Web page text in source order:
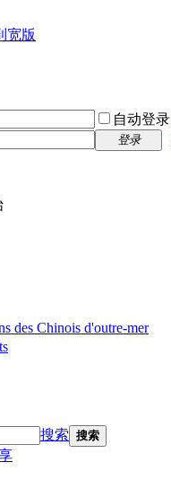
宽版
自动登录
登录
des Chinois d'outre-mer
搜索 搜索